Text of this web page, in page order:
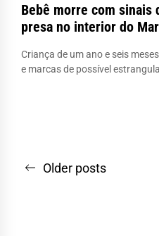
Bebê morre com sinais
presa no interior do
Criança de um ano e seis
e marcas de possível
Navegação
Older posts